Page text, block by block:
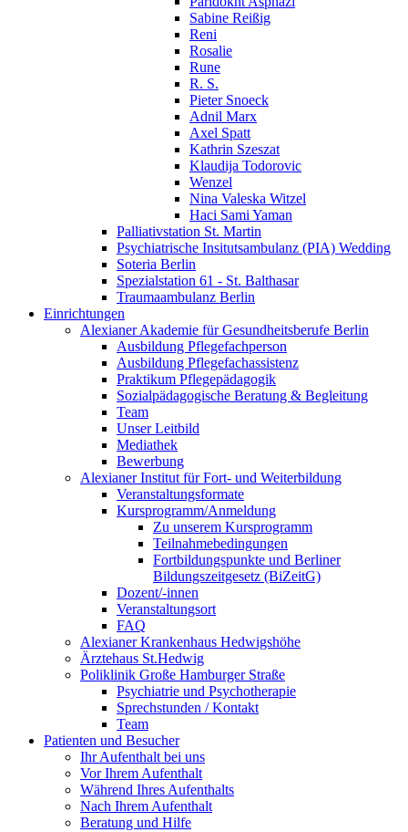
Sabine Reißig
Reni
Rosalie
Rune
R. S.
Pieter Snoeck
Adnil Marx
Axel Spatt
Kathrin Szeszat
Klaudija Todorovic
Wenzel
Nina Valeska Witzel
Haci Sami Yaman
Palliativstation St. Martin
Psychiatrische Insitutsambulanz (PIA) Wedding
Soteria Berlin
Spezialstation 61 - St. Balthasar
Traumaambulanz Berlin
Einrichtungen
Alexianer Akademie für Gesundheitsberufe Berlin
Ausbildung Pflegefachperson
Ausbildung Pflegefachassistenz
Praktikum Pflegepädagogik
Sozialpädagogische Beratung & Begleitung
Team
Unser Leitbild
Mediathek
Bewerbung
Alexianer Institut für Fort- und Weiterbildung
Veranstaltungsformate
Kursprogramm/Anmeldung
Zu unserem Kursprogramm
Teilnahmebedingungen
Fortbildungspunkte und Berliner
Bildungszeitgesetz (BiZeitG)
Dozent/-innen
Veranstaltungsort
FAQ
Alexianer Krankenhaus Hedwigshöhe
Ärztehaus St.Hedwig
Poliklinik Große Hamburger Straße
Psychiatrie und Psychotherapie
Sprechstunden / Kontakt
Team
Patienten und Besucher
Ihr Aufenthalt bei uns
Vor Ihrem Aufenthalt
Während Ihres Aufenthalts
Nach Ihrem Aufenthalt
Beratung und Hilfe